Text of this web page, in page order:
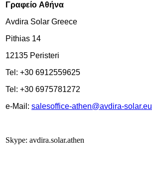
Γραφείο Αθήνα
Avdira Solar Greece
Pithias 14
12135 Peristeri
Tel: +30 6912559625
Tel: +30 6975781272
e-Mail: salesoffice-athen@avdira-solar.eu
Skype: avdira.solar.athen